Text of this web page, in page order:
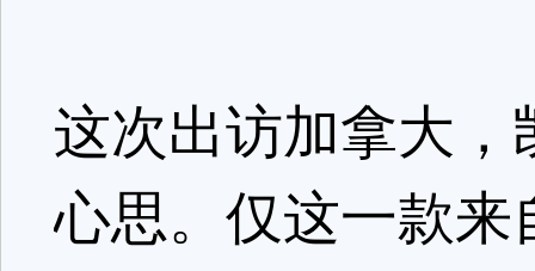
这次出访加拿大
心思。仅这一款